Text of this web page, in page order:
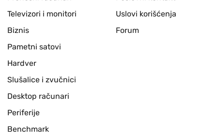
Televizori i monitori
Biznis
Pametni satovi
Hardver
Slušalice i zvučnici
Desktop računari
Periferije
Benchmark
Uslovi korišćenja
Forum